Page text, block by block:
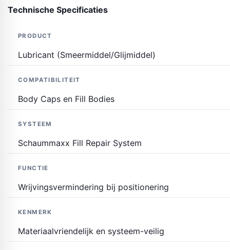
Technische Specificaties
PRODUCT
Lubricant (Smeermiddel/Glijmiddel)
COMPATIBILITEIT
Body Caps en Fill Bodies
SYSTEEM
Schaummaxx Fill Repair System
FUNCTIE
Wrijvingsvermindering bij positionering
KENMERK
Materiaalvriendelijk en systeem-veilig